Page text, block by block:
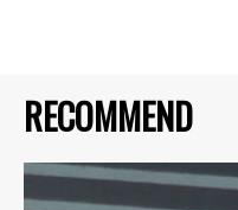
RECOMMEND